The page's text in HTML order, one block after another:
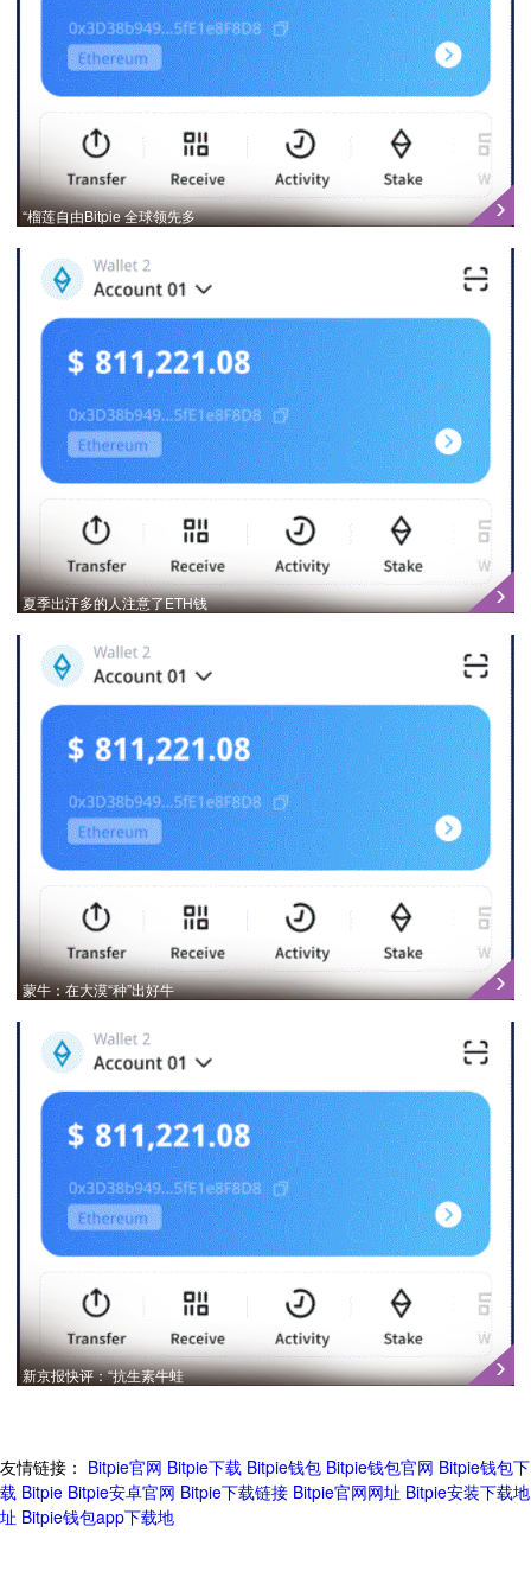
“榴莲自由Bitpie 全球领先多
夏季出汗多的人注意了ETH钱
蒙牛：在大漠“种”出好牛
新京报快评：“抗生素牛蛙
友情链接： Bitpie官网 Bitpie下载 Bitpie钱包 Bitpie钱包官网 Bitpie钱包下
载 Bitpie Bitpie安卓官网 Bitpie下载链接 Bitpie官网网址 Bitpie安装下载地
址 Bitpie钱包app下载地